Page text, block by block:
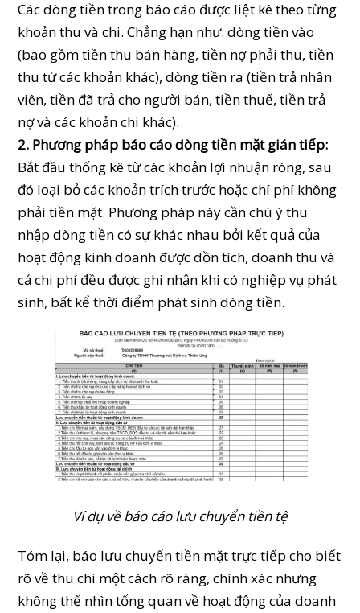
Các dòng tiền trong báo cáo được liệt kê theo từng
khoản thu và chi. Chẳng hạn như: dòng tiền vào
(bao gồm tiền thu bán hàng, tiền nợ phải thu, tiền
thu từ các khoản khác), dòng tiền ra (tiền trả nhân
viên, tiền đã trả cho người bán, tiền thuế, tiền trả
nợ và các khoản chi khác).
2. Phương pháp báo cáo dòng tiền mặt gián tiếp:
Bắt đầu thống kê từ các khoản lợi nhuận ròng, sau
đó loại bỏ các khoản trích trước hoặc chí phí không
phải tiền mặt. Phương pháp này cần chú ý thu
nhập dòng tiền có sự khác nhau bởi kết quả của
hoạt động kinh doanh được dồn tích, doanh thu và
cả chi phí đều được ghi nhận khi có nghiệp vụ phát
sinh, bất kể thời điểm phát sinh dòng tiền.
Ví dụ về báo cáo lưu chuyển tiền tệ
Tóm lại, báo lưu chuyển tiền mặt trực tiếp cho biết
rõ về thu chi một cách rõ ràng, chính xác nhưng
không thể nhìn tổng quan về hoạt động của doanh